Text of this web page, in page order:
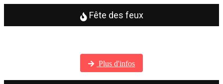
Fête des feux
Plus d'infos